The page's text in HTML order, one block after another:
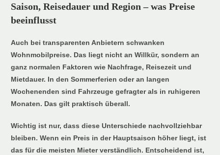
Saison, Reisedauer und Region – was Preise
beeinflusst
Auch bei transparenten Anbietern schwanken
Wohnmobilpreise. Das liegt nicht an Willkür, sondern an
ganz normalen Faktoren wie Nachfrage, Reisezeit und
Mietdauer. In den Sommerferien oder an langen
Wochenenden sind Fahrzeuge gefragter als in ruhigeren
Monaten. Das gilt praktisch überall.
Wichtig ist nur, dass diese Unterschiede nachvollziehbar
bleiben. Wenn ein Preis in der Hauptsaison höher liegt, ist
das für die meisten Mieter verständlich. Entscheidend ist,